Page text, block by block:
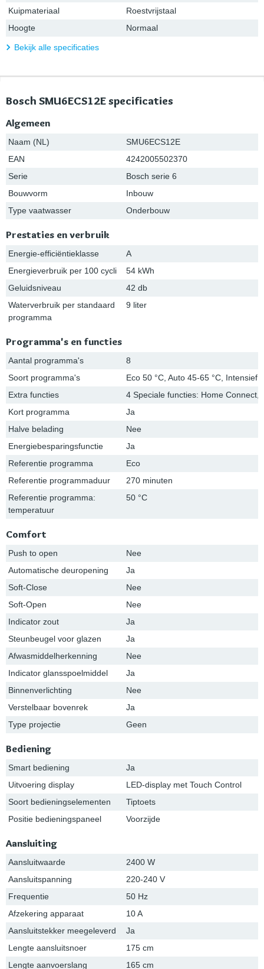
Kuipmateriaal
Roestvrijstaal
Hoogte
Normaal
Bekijk alle specificaties
Bosch SMU6ECS12E specificaties
Algemeen
Naam (NL)
SMU6ECS12E
EAN
4242005502370
Serie
Bosch serie 6
Bouwvorm
Inbouw
Type vaatwasser
Onderbouw
Prestaties en verbruik
Energie-efficiëntieklasse
A
Energieverbruik per 100 cycli
54 kWh
Geluidsniveau
42 db
Waterverbruik per standaard
programma
9 liter
Programma's en functies
Aantal programma's
8
Soort programma's
Eco 50 °C, Auto 45-65 °C, Intensief
Extra functies
4 Speciale functies: Home
Kort programma
Ja
Halve belading
Nee
Energiebesparingsfunctie
Ja
Referentie programma
Eco
Referentie programmaduur
270 minuten
Referentie programma:
temperatuur
50 °C
Comfort
Push to open
Nee
Automatische deuropening
Ja
Soft-Close
Nee
Soft-Open
Nee
Indicator zout
Ja
Steunbeugel voor glazen
Ja
Afwasmiddelherkenning
Nee
Indicator glansspoelmiddel
Ja
Binnenverlichting
Nee
Verstelbaar bovenrek
Ja
Type projectie
Geen
Bediening
Smart bediening
Ja
Uitvoering display
LED-display met Touch Control
Soort bedieningselementen
Tiptoets
Positie bedieningspaneel
Voorzijde
Aansluiting
Aansluitwaarde
2400 W
Aansluitspanning
220-240 V
Frequentie
50 Hz
Afzekering apparaat
10 A
Aansluitstekker meegeleverd
Ja
Lengte aansluitsnoer
175 cm
Lengte aanvoerslang
165 cm